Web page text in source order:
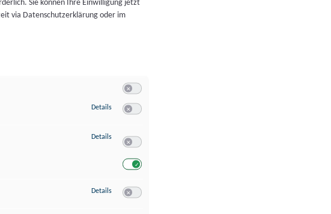
Sie können Ihre Einwilligung jetzt
via Datenschutzerklärung oder im
Details zu Speichern von oder Zugriff auf Informationen auf einem Endgerät
Details zu Verwendung reduzierter Daten zur Auswahl von Werbeanzeigen
Details zu Erstellung von Profilen für personalisierte Werbung